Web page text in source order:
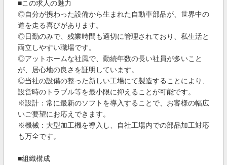
■この求人の魅力
◎自分が携わった設備から生まれた自動車部品が、世界中の
道を走る喜びがあります。
◎日勤のみで、残業時間も適切に管理されており、私生活と
両立しやすい職場です。
◎アットホームな社風で、勤続年数の長い社員が多いこと
が、居心地の良さを証明しています。
◎当社の設備の整った新しい工場にて製造することにより、
設営時のトラブル等を最小限に抑えることが可能です。
※設計：常に最新のソフトを導入することで、お客様の幅広
いご要望にお応えできます。
※機械：大型加工機を導入し、自社工場内での部品加工対応
も万全です。
■組織構成